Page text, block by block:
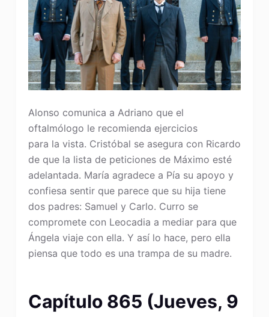
Alonso comunica a Adriano que el
oftalmólogo le recomienda ejercicios
para la vista. Cristóbal se asegura con Ricardo
de que la lista de peticiones de Máximo esté
adelantada. María agradece a Pía su apoyo y
confiesa sentir que parece que su hija tiene
dos padres: Samuel y Carlo. Curro se
compromete con Leocadia a mediar para que
Ángela viaje con ella. Y así lo hace, pero ella
piensa que todo es una trampa de su madre.
Capítulo 865 (Jueves, 9